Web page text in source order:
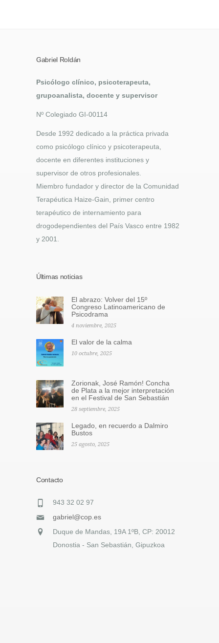
Gabriel Roldán
Psicólogo clínico, psicoterapeuta,
grupoanalista, docente y supervisor
Nº Colegiado GI-00114
Desde 1992 dedicado a la práctica privada
como psicólogo clínico y psicoterapeuta,
docente en diferentes instituciones y
supervisor de otros profesionales.
Miembro fundador y director de la Comunidad
Terapéutica Haize-Gain, primer centro
terapéutico de internamiento para
drogodependientes del País Vasco entre 1982
y 2001.
Últimas noticias
El abrazo: Volver del 15º
Congreso Latinoamericano de
Psicodrama
4 noviembre, 2025
El valor de la calma
10 octubre, 2025
Zorionak, José Ramón! Concha
de Plata a la mejor interpretación
en el Festival de San Sebastián
28 septiembre, 2025
Legado, en recuerdo a Dalmiro
Bustos
25 agosto, 2025
Contacto
943 32 02 97
gabriel@cop.es
Duque de Mandas, 19A 1ºB, CP: 20012
Donostia - San Sebastián, Gipuzkoa